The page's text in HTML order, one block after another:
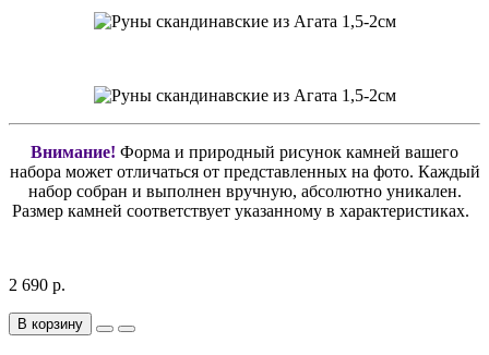
Внимание! Форма и природный рисунок камней вашего
набора может отличаться от представленных на фото. Каждый
набор собран и выполнен вручную, абсолютно уникален.
Размер камней соответствует указанному в характеристиках.
2 690 р.
В корзину